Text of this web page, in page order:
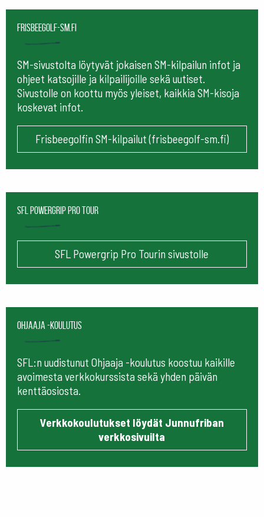
frisbeegolf-sm.fi
SM-sivustolta löytyvät jokaisen SM-kilpailun infot ja
ohjeet katsojille ja kilpailijoille sekä uutiset.
Sivustolle on koottu myös yleiset, kaikkia SM-kisoja
koskevat infot.
Frisbeegolfin SM-kilpailut (frisbeegolf-sm.fi)
SFL Powergrip Pro Tour
SFL Powergrip Pro Tourin sivustolle
Ohjaaja -koulutus
SFL:n uudistunut Ohjaaja -koulutus koostuu kaikille
avoimesta verkkokurssista sekä yhden päivän
kenttäosiosta.
Verkkokoulutukset löydät Junnufriban
verkkosivuilta